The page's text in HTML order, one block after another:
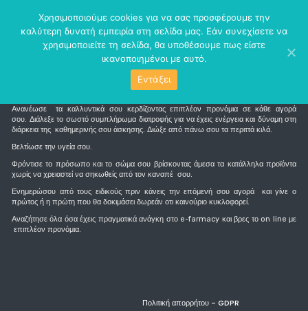
perm_identity
Τι είναι το e-farmacy
Ανανέωσε τα καλλυντικά σου κερδίζοντας επιπλέον προνόμια σε κάθε αγορά
σου. Διάλεξε το σωστό συμπλήρωμα διατροφής για να έχεις ενέργεια και δύναμη στη
διάρκεια της καθημερινής σου άσκησης. Διώξε από πάνω σου τα περιττά κιλά.
Βελτίωσε την υγεία σου.
Φρόντισε το πρόσωπο και το σώμα σου βρίσκοντας άμεσα τα κατάλληλα προϊόντα
χωρίς να χρειαστεί να σηκωθείς από τον καναπέ σου.
Ενημερώσου από τους ειδικούς πριν κάνεις την επόμενή σου αγορά και γίνε ο
πρώτος ή η πρώτη που θα δοκιμάσει δωρεάν οτι καινούριο κυκλοφορεί.
Αναζήτησε όλα όσα έχεις πραγματικά ανάγκη στο e-farmacy και βρες το on line με
επιπλέον προνόμια.
Πολιτική απορρήτου - GDPR
Χρησιμοποιούμε cookies για να σας προσφέρουμε την
καλύτερη δυνατή εμπειρία στη σελίδα μας. Εάν συνεχίσετε να
χρησιμοποιείτε τη σελίδα, θα υποθέσουμε πως είστε
ικανοποιημένοι με αυτό.
Εντάξει